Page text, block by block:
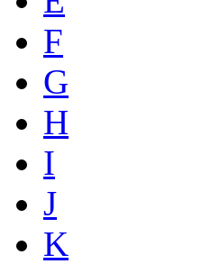
F
G
H
I
J
K